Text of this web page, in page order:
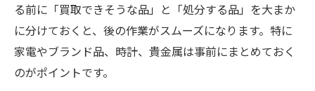
る前に「買取できそうな品」と「処分する品」を大まか
に分けておくと、後の作業がスムーズになります。特に
家電やブランド品、時計、貴金属は事前にまとめておく
のがポイントです。